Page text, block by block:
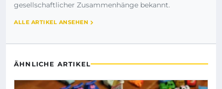
gesellschaftlicher Zusammenhänge bekannt.
ALLE ARTIKEL ANSEHEN
ÄHNLICHE ARTIKEL